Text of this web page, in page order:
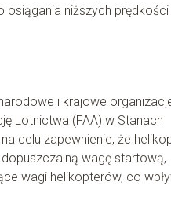
osiągania niższych prędkości
i krajowe
Lotnictwa (FAA) w Stanach
celu zapewnienie, że
wagę startową,
wagi helikopterów, co